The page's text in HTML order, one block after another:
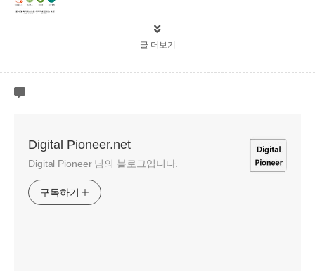
글 더보기
Digital Pioneer.net
Digital Pioneer 님의 블로그입니다.
구독하기